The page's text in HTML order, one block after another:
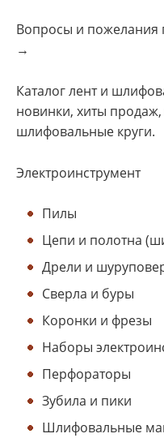
Вопросы и пожелания
→
Каталог лент и
новинки, хиты продаж,
шлифовальные круги.
Электроинструмент
Пилы
Цепи и полотна
Дрели и
Сверла и буры
Коронки и фрезы
Наборы
Перфораторы
Зубила и пики
Шлифовальные